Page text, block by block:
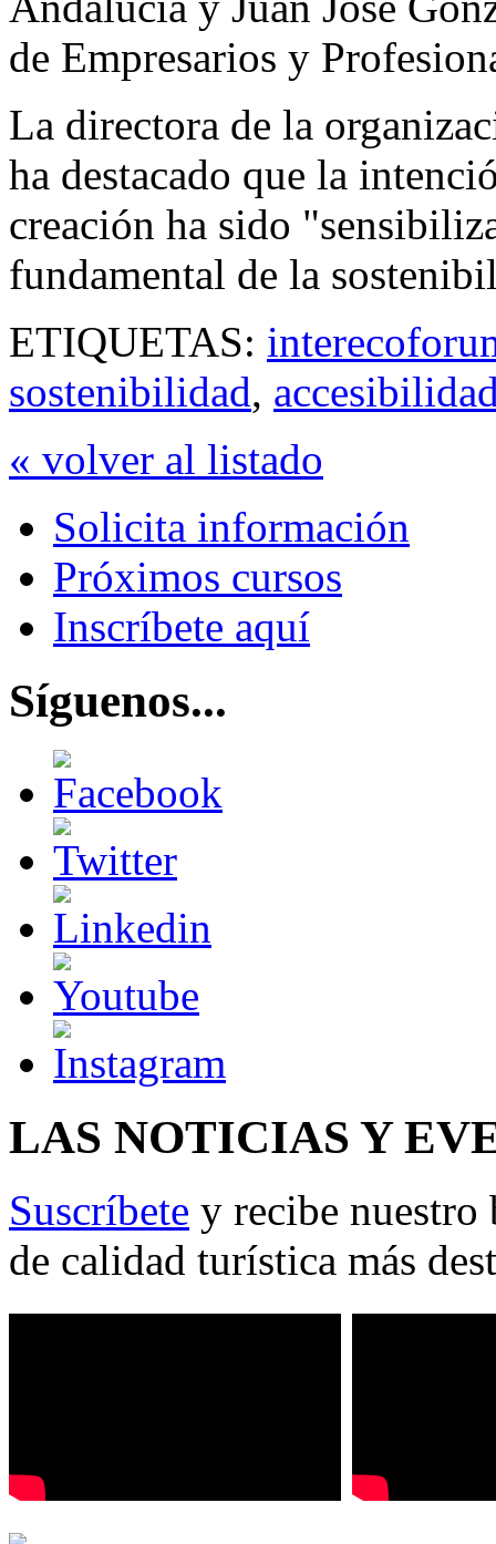
de Empresarios y
La directora de la
ha destacado que la
creación ha sido
fundamental de la
ETIQUETAS:
sostenibilidad,
« volver al listado
Solicita información
Próximos cursos
Inscríbete aquí
Síguenos...
LAS NOTICIAS Y
Suscríbete y recibe nuestro
de calidad turística más